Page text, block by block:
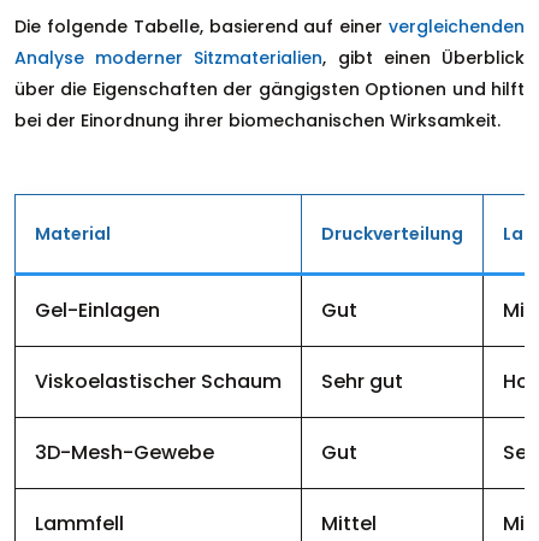
Die folgende Tabelle, basierend auf einer vergleichenden
Analyse moderner Sitzmaterialien, gibt einen Überblick
über die Eigenschaften der gängigsten Optionen und hilft
bei der Einordnung ihrer biomechanischen Wirksamkeit.
Material Druckverteilung
Gel-Einlagen Gut
Viskoelastischer Schaum Sehr gut
3D-Mesh-Gewebe Gut
Lammfell Mittel